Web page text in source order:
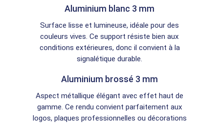
Aluminium blanc 3 mm
Surface lisse et lumineuse, idéale pour des
couleurs vives. Ce support résiste bien aux
conditions extérieures, donc il convient à la
signalétique durable.
Aluminium brossé 3 mm
Aspect métallique élégant avec effet haut de
gamme. Ce rendu convient parfaitement aux
logos, plaques professionnelles ou décorations